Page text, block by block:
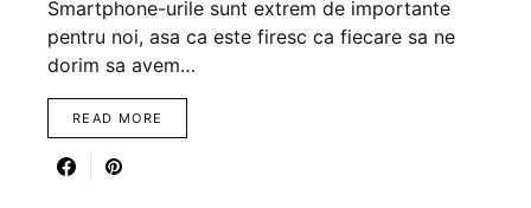
Smartphone-urile sunt extrem de importante
pentru noi, asa ca este firesc ca fiecare sa ne
dorim sa avem…
READ MORE